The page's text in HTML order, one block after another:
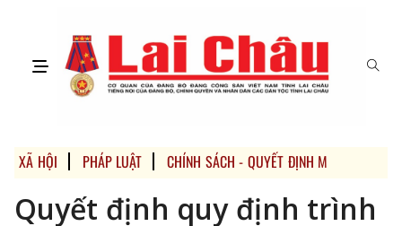
XÃ HỘI PHÁP LUẬT CHÍNH SÁCH - QUYẾT ĐỊNH MỚI
Quyết định quy định trình